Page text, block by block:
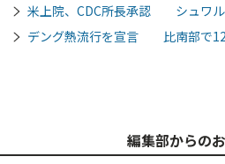
米上院、CDC所長承認 シュワ
デング熱流行を宣言 比南部で
編集部からの